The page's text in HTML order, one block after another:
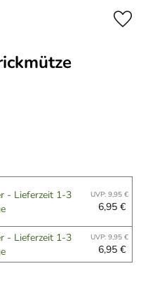
- Lieferzeit 1-3
UVP: 9,95 €
6,95 €
- Lieferzeit 1-3
UVP: 9,95 €
6,95 €